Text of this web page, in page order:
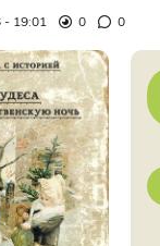
- 19:01 0 0